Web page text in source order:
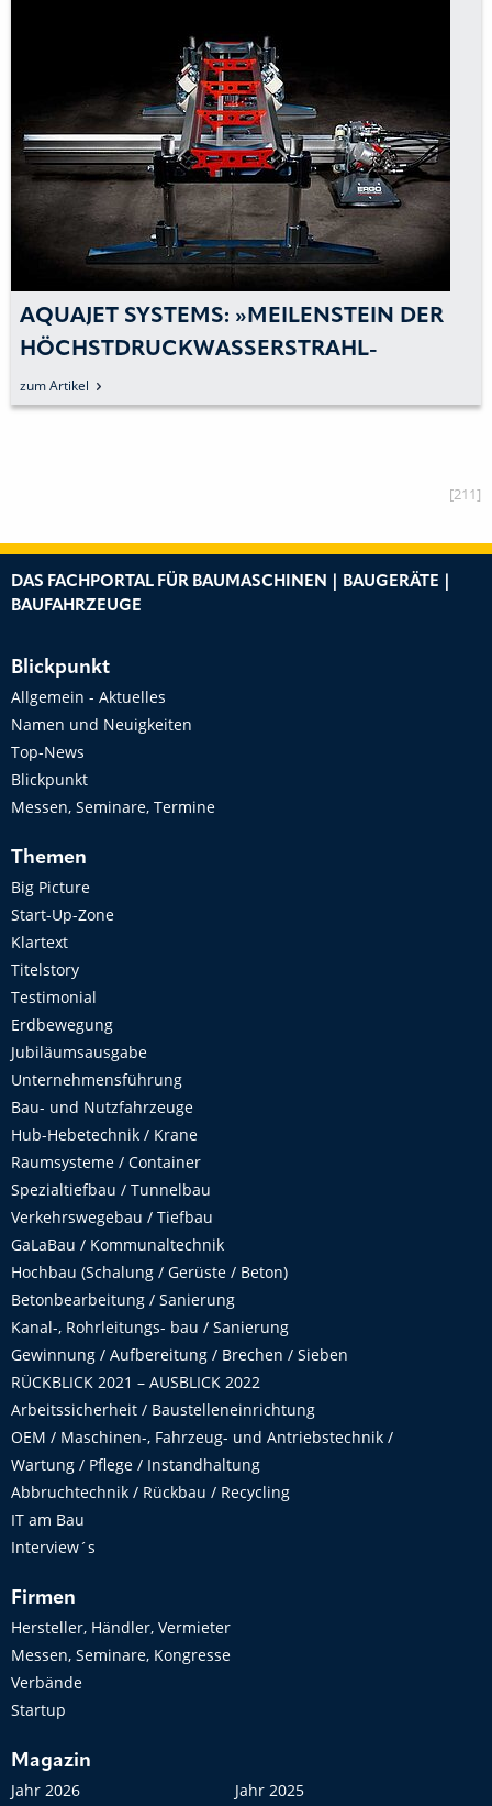
AQUAJET SYSTEMS: »MEILENSTEIN DER
HÖCHSTDRUCKWASSERSTRAHL-
TECHNIK«
zum Artikel
[211]
DAS FACHPORTAL FÜR BAUMASCHINEN | BAUGERÄTE |
BAUFAHRZEUGE
Blickpunkt
Allgemein - Aktuelles
Namen und Neuigkeiten
Top-News
Blickpunkt
Messen, Seminare, Termine
Themen
Big Picture
Start-Up-Zone
Klartext
Titelstory
Testimonial
Erdbewegung
Jubiläumsausgabe
Unternehmensführung
Bau- und Nutzfahrzeuge
Hub-Hebetechnik / Krane
Raumsysteme / Container
Spezialtiefbau / Tunnelbau
Verkehrswegebau / Tiefbau
GaLaBau / Kommunaltechnik
Hochbau (Schalung / Gerüste / Beton)
Betonbearbeitung / Sanierung
Kanal-, Rohrleitungs- bau / Sanierung
Gewinnung / Aufbereitung / Brechen / Sieben
RÜCKBLICK 2021 – AUSBLICK 2022
Arbeitssicherheit / Baustelleneinrichtung
OEM / Maschinen-, Fahrzeug- und Antriebstechnik /
Wartung / Pflege / Instandhaltung
Abbruchtechnik / Rückbau / Recycling
IT am Bau
Interview´s
Firmen
Hersteller, Händler, Vermieter
Messen, Seminare, Kongresse
Verbände
Startup
Magazin
Jahr 2026
Jahr 2025